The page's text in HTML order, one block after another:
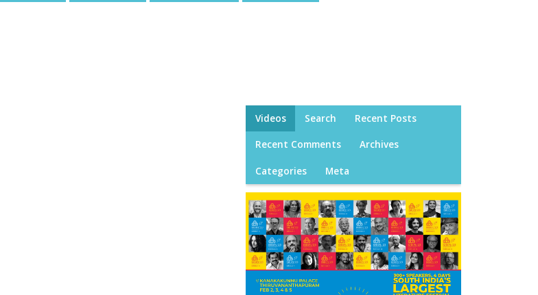
Videos Search Recent Posts
Recent Comments Archives
Categories Meta